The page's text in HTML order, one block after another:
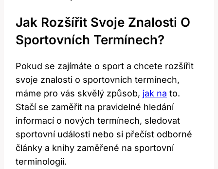
Jak Rozšířit Svoje Znalosti O
Sportovních Termínech?
Pokud se zajímáte o sport a chcete rozšířit
svoje znalosti o sportovních termínech,
máme pro vás skvělý způsob, jak na to.
Stačí se zaměřit na pravidelné hledání
informací o nových termínech, sledovat
sportovní události nebo si přečíst odborné
články a knihy zaměřené na sportovní
terminologii.